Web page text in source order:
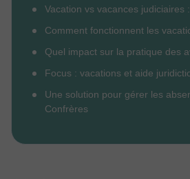
Vacation vs vacances judiciaires
Comment fonctionnent les
Quel impact sur la pratique des
Focus : vacations et aide
Une solution pour gérer les
Confrères